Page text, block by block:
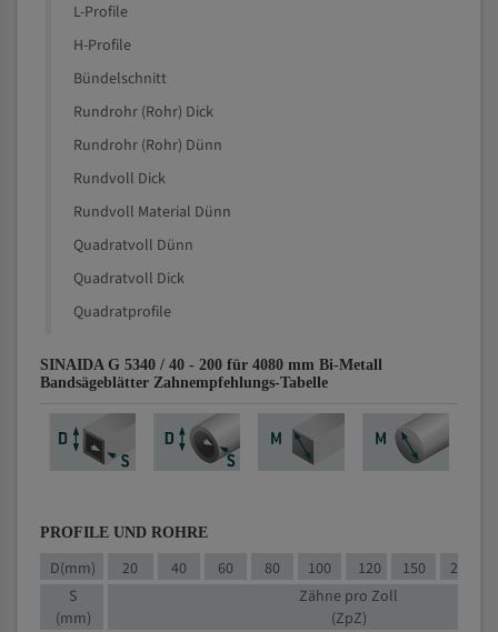
L-Profile
H-Profile
Bündelschnitt
Rundrohr (Rohr) Dick
Rundrohr (Rohr) Dünn
Rundvoll Dick
Rundvoll Material Dünn
Quadratvoll Dünn
Quadratvoll Dick
Quadratprofile
SINAIDA G 5340 / 40 - 200 für 4080 mm Bi-Metall
Bandsägeblätter Zahnempfehlungs-Tabelle
PROFILE UND ROHRE
D(mm) 20 40 60 80 100 120 150 200
S
(mm)
Zähne pro Zoll
(ZpZ)